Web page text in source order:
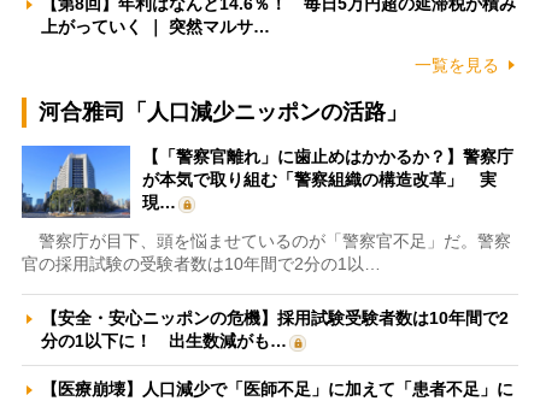
【第8回】年利はなんと14.6％！ 毎日5万円超の延滞税が積み
上がっていく ｜ 突然マルサ…
一覧を見る
河合雅司「人口減少ニッポンの活路」
【「警察官離れ」に歯止めはかかるか？】警察庁
が本気で取り組む「警察組織の構造改革」 実
現…
警察庁が目下、頭を悩ませているのが「警察官不足」だ。警察
官の採用試験の受験者数は10年間で2分の1以…
【安全・安心ニッポンの危機】採用試験受験者数は10年間で2
分の1以下に！ 出生数減がも…
【医療崩壊】人口減少で「医師不足」に加えて「患者不足」に